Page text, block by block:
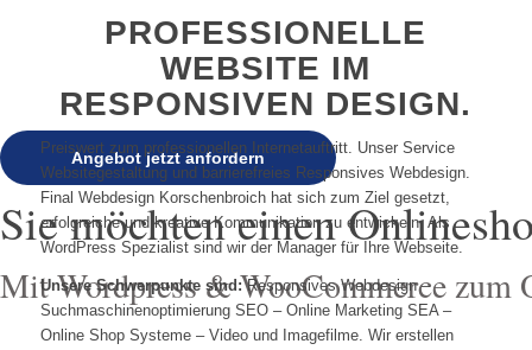
Angebot jetzt anfordern
Sie möchten einen
Mit Wordpress & WooCommerce zum
PROFESSIONELLE
WEBSITE IM
RESPONSIVEN DESIGN.
Preiswert zum professionellen Internetauftritt. Unser Service
Websitegestaltung und barrierefreies Responsives Webdesign.
Final Webdesign Korschenbroich hat sich zum Ziel gesetzt,
erfolgreiche und kreative Kommunikation zu entwickeln. Als
WordPress Spezialist sind wir der Manager für Ihre Webseite.
Unsere Schwerpunkte sind:Responsives Webdesign –
Suchmaschinenoptimierung SEO – Online Marketing SEA –
Online Shop Systeme – Video und Imagefilme. Wir erstellen